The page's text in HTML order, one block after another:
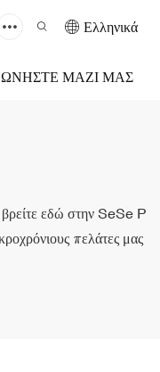
Ελληνικά
ΜΑΖΊ ΜΑΣ
βρείτε εδώ στην SeSe P
πελάτες μας